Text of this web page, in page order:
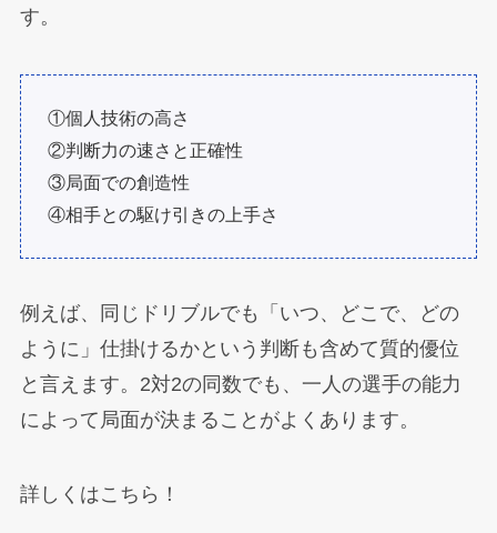
す。
①個人技術の高さ
②判断力の速さと正確性
③局面での創造性
④相手との駆け引きの上手さ
例えば、同じドリブルでも「いつ、どこで、どの
ように」仕掛けるかという判断も含めて質的優位
と言えます。2対2の同数でも、一人の選手の能力
によって局面が決まることがよくあります。
詳しくはこちら！